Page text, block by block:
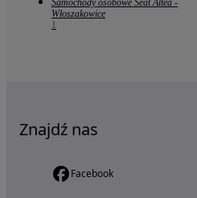
Samochody osobowe Seat Altea -
Włoszakowice
1
Znajdź nas
Facebook